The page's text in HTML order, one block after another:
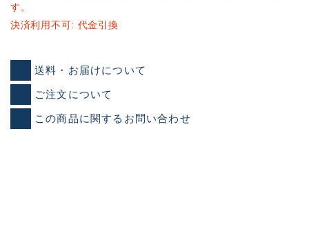
す。
決済利用不可: 代金引換
送料・お届けについて
ご注文について
この商品に関するお問い合わせ